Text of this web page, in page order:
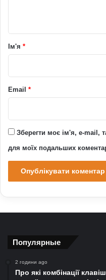
р
*
Ім'я *
Email *
Зберегти моє ім'я, e-mail,
для моїх подальших
Популярные
2 години ago
Про які комбінації